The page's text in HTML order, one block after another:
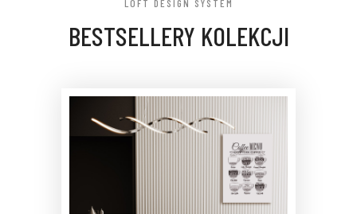
LOFT DESIGN SYSTEM
BESTSELLERY KOLEKCJI